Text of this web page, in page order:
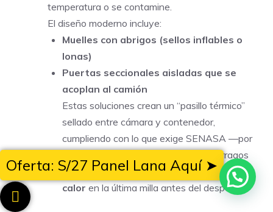
temperatura o se contamine.
El diseño moderno incluye:
Muelles con abrigos (sellos inflables o
lonas)
Puertas seccionales aisladas que se
acoplan al camión
Estas soluciones crean un “pasillo térmico”
sellado entre cámara y contenedor,
cumpliendo con lo que exige SENASA —por
ejemplo, para la exportación de espárragos
—:evitar el ingreso de insectos, polvo o
calor en la última milla antes del despacho.
Oferta: S/27 Panel Lana Aquí ➤